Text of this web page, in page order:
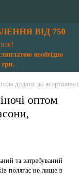
ВІД 750
необхідно
грн.
додати до
оптом
та затребуваний
полягає не лише в